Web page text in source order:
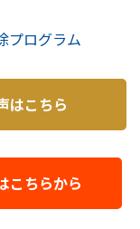
プログラム
はこちら
こちらから